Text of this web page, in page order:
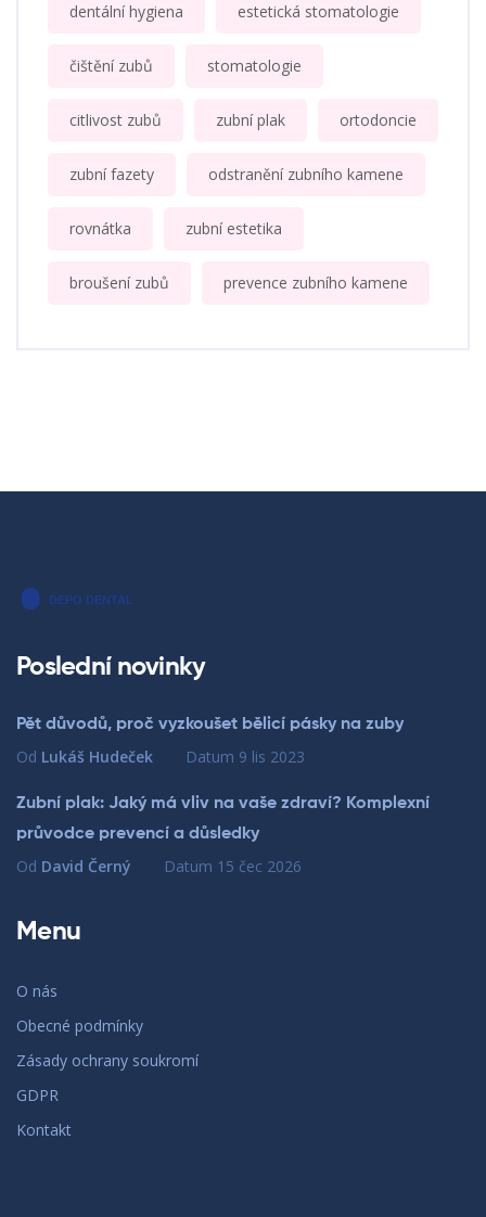
dentální hygiena estetická stomatologie
čištění zubů stomatologie
citlivost zubů zubní plak ortodoncie
zubní fazety odstranění zubního kamene
rovnátka zubní estetika
broušení zubů prevence zubního kamene
Poslední novinky
Pět důvodů, proč vyzkoušet bělicí pásky na zuby
Od Lukáš Hudeček Datum 9 lis 2023
Zubní plak: Jaký má vliv na vaše zdraví? Komplexní
průvodce prevencí a důsledky
Od David Černý Datum 15 čec 2026
Menu
O nás
Obecné podmínky
Zásady ochrany soukromí
GDPR
Kontakt